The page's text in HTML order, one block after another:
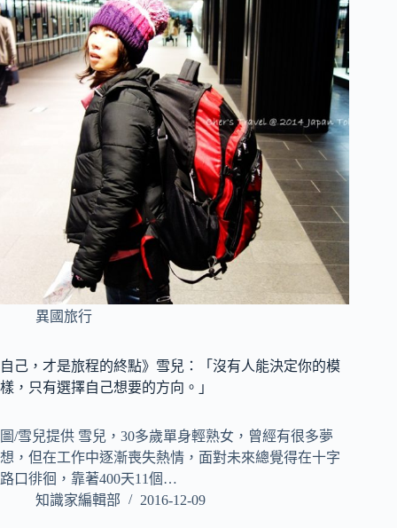
異國旅行
自己，才是旅程的終點》雪兒：「沒有人能決定你的模
樣，只有選擇自己想要的方向。」
圖/雪兒提供 雪兒，30多歲單身輕熟女，曾經有很多夢
想，但在工作中逐漸喪失熱情，面對未來總覺得在十字
路口徘徊，靠著400天11個…
知識家編輯部
2016-12-09